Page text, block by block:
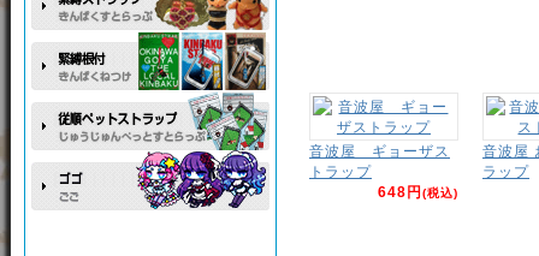
音波屋 ギョーザス
トラップ
648円(税込)
音波屋
ラップ